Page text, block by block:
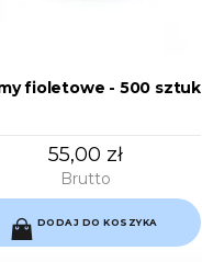
fioletowe - 500 sztuk
55,00 zł
Brutto
DODAJ DO KOSZYKA